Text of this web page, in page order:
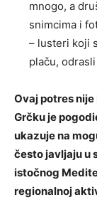
mnogo, a
snimcima i
– lusteri koji
plaču,
Ovaj potres
Grčku je
ukazuje na
često javljaju u
istočnog
regionalnoj